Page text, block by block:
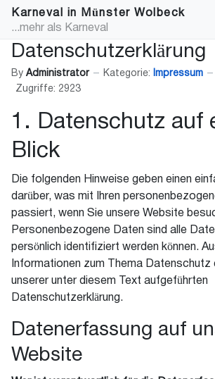
Karneval in Münster Wolbeck
...mehr als Karneval
Datenschutzerklärung
By Administrator Kategorie: Impressum
Zugriffe: 2923
1. Datenschutz auf
Blick
Die folgenden Hinweise geben einen
darüber, was mit Ihren
passiert, wenn Sie unsere Website
Personenbezogene Daten sind alle
persönlich identifiziert werden können.
Informationen zum Thema Datenschutz
unserer unter diesem Text aufgeführten
Datenschutzerklärung.
Datenerfassung auf
Website